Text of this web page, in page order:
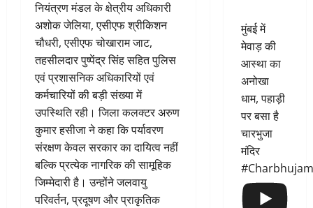
नियंत्रण मंडल के क्षेत्रीय अधिकारी
अशोक जेलिया, एसीएफ श्रीकिशन
चौधरी, एसीएफ चोखाराम जाट,
तहसीलदार पुष्पेंद्र सिंह सहित पुलिस
एवं प्रशासनिक अधिकारियों एवं
कर्मचारियों की बड़ी संख्या में
उपस्थिति रही। जिला कलक्टर अरुण
कुमार हसीजा ने कहा कि पर्यावरण
संरक्षण केवल सरकार का दायित्व नहीं
बल्कि प्रत्येक नागरिक की सामूहिक
जिम्मेदारी है। उन्होंने जलवायु
परिवर्तन, प्रदूषण और प्राकृतिक
मुंबई में
मेवाड़ की
आस्था का
अनोखा
धाम, पहाड़ी
पर बसा है
चारभुजा
मंदिर